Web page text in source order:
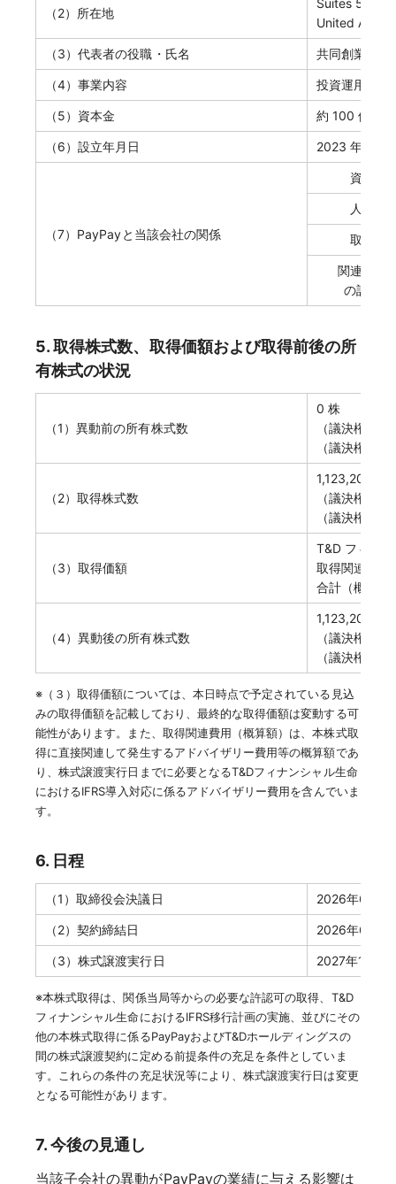
（2）所在地
Suites 505 &
United Arab
（3）代表者の役職・氏名 共同創業者兼
（4）事業内容 投資運用業
（5）資本金 約 100 億米
（6）設立年月日 2023 年 1 月
（7）PayPayと当該会社の関係
資本関
人的関
取引関
関連当事
の該当
5. 取得株式数、取得価額および取得前後の所
有株式の状況
（1）異動前の所有株式数
0 株
（議決権の
（議決権所
（2）取得株式数
1,123,200 株
（議決権の
（議決権所
（3）取得価額
T&D フィナ
取得関連費用
合計（概算額
（4）異動後の所有株式数
1,123,200 株
（議決権の
（議決権所
※（３）取得価額については、本日時点で予定されている見込
みの取得価額を記載しており、最終的な取得価額は変動する可
能性があります。また、取得関連費用（概算額）は、本株式取
得に直接関連して発生するアドバイザリー費用等の概算額であ
り、株式譲渡実行日までに必要となるT&Dフィナンシャル生命
におけるIFRS導入対応に係るアドバイザリー費用を含んでいま
す。
6. 日程
（1）取締役会決議日 2026年6月4
（2）契約締結日 2026年6月4
（3）株式譲渡実行日 2027年10月1
※本株式取得は、関係当局等からの必要な許認可の取得、T&D
フィナンシャル生命におけるIFRS移行計画の実施、並びにその
他の本株式取得に係るPayPayおよびT&Dホールディングスの
間の株式譲渡契約に定める前提条件の充足を条件としていま
す。これらの条件の充足状況等により、株式譲渡実行日は変更
となる可能性があります。
7. 今後の見通し
当該子会社の異動がPayPayの業績に与える影響は